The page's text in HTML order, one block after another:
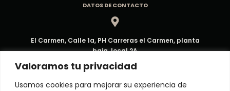
Valoramos tu privacidad
Usamos cookies para mejorar su experiencia de
DATOS DE CONTACTO
El Carmen, Calle 1a, PH Carreras el Carmen, planta
baja, local 2A
Dirección